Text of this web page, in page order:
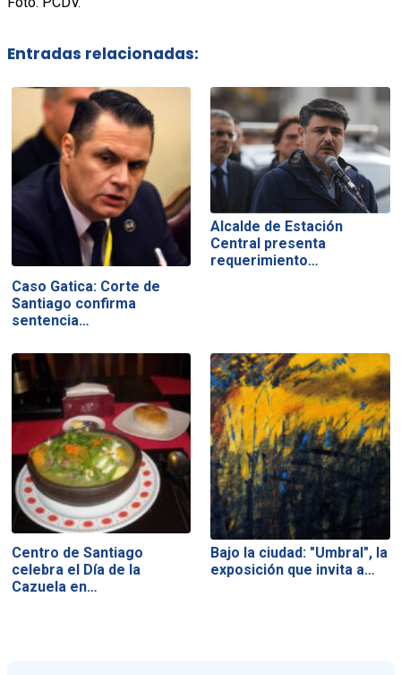
Entradas relacionadas:
Caso Gatica: Corte de
Santiago confirma
sentencia…
Alcalde de Estación
Central presenta
requerimiento…
Centro de Santiago
celebra el Día de la
Cazuela en…
Bajo la ciudad: "Umbral", la
exposición que invita a…